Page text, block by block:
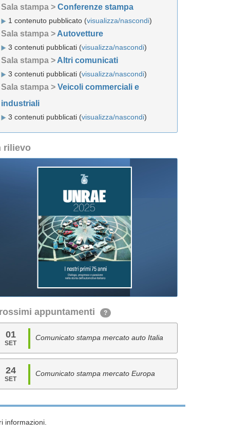
Sala stampa > Conferenze stampa
1 contenuto pubblicato (visualizza/nascondi)
Sala stampa > Autovetture
3 contenuti pubblicati (visualizza/nascondi)
Sala stampa > Altri comunicati
3 contenuti pubblicati (visualizza/nascondi)
Sala stampa > Veicoli commerciali e
industriali
3 contenuti pubblicati (visualizza/nascondi)
rilievo
appuntamenti ?
01
SET
Comunicato stampa mercato auto Italia
24
SET
Comunicato stampa mercato Europa
informazioni.